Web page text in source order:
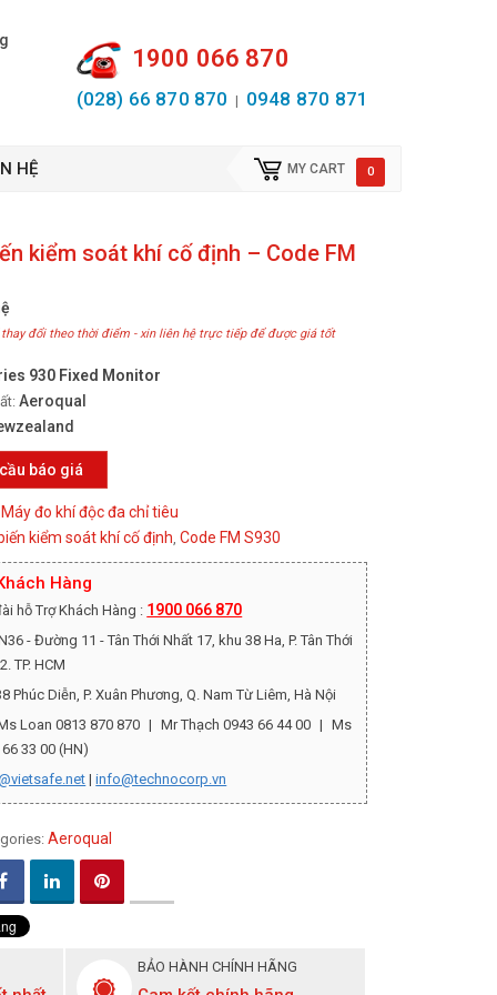
1900 066 870
(028) 66 870 870 0948 870 871
HỆ MY CART 0
kiểm soát khí cố định – Code FM
đổi theo thời điểm - xin liên hệ trực tiếp để được giá tốt
930 Fixed Monitor
Aeroqual
báo giá
Máy đo khí độc đa chỉ tiêu
kiểm soát khí cố định,Code FM S930
Hàng
hỗ Trợ Khách Hàng : 1900 066 870
- Đường 11 - Tân Thới Nhất 17, khu 38 Ha, P. Tân Thới
TP. HCM
Phúc Diễn, P. Xuân Phương, Q. Nam Từ Liêm, Hà Nội
Loan 0813 870 870 | Mr Thạch 0943 66 44 00 |
Ms
33 00 (HN)
|info@technocorp.vn
Aeroqual
BẢO HÀNH CHÍNH HÃNG